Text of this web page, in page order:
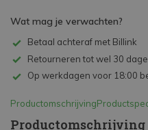
Wat mag je verwachten?
Betaal achteraf met Billink
Retourneren tot wel 30
Op werkdagen voor 18:00
Productomschrijving
Productomschrijving